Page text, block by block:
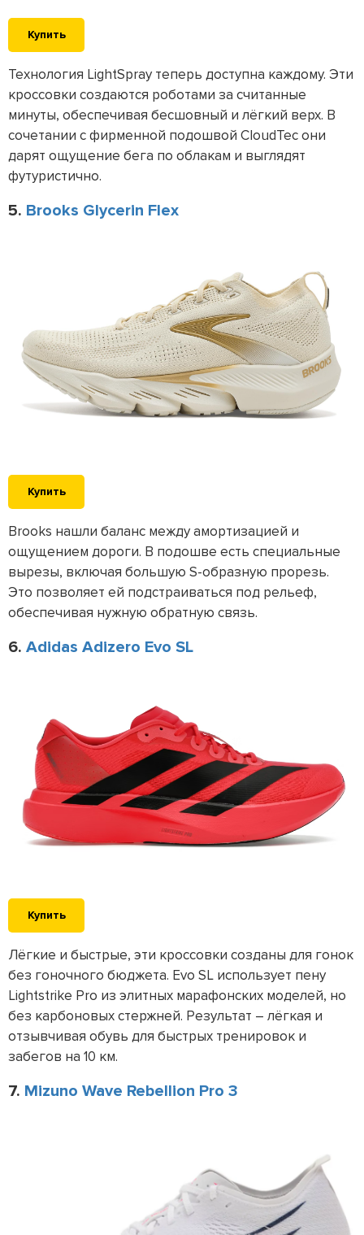
Купить
Технология LightSpray теперь доступна каждому. Эти
кроссовки создаются роботами за считанные
минуты, обеспечивая бесшовный и лёгкий верх. В
сочетании с фирменной подошвой CloudTec они
дарят ощущение бега по облакам и выглядят
футуристично.
5. Brooks Glycerin Flex
Купить
Brooks нашли баланс между амортизацией и
ощущением дороги. В подошве есть специальные
вырезы, включая большую S-образную прорезь.
Это позволяет ей подстраиваться под рельеф,
обеспечивая нужную обратную связь.
6. Adidas Adizero Evo SL
Купить
Лёгкие и быстрые, эти кроссовки созданы для гонок
без гоночного бюджета. Evo SL использует пену
Lightstrike Pro из элитных марафонских моделей, но
без карбоновых стержней. Результат – лёгкая и
отзывчивая обувь для быстрых тренировок и
забегов на 10 км.
7. Mizuno Wave Rebellion Pro 3